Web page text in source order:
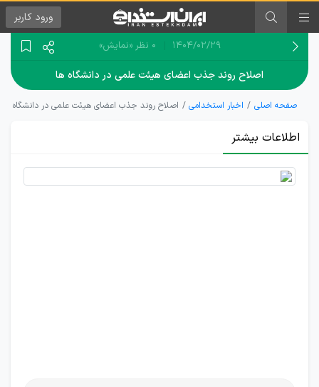
ورود کاربر
۱۴۰۴/۰۲/۲۹ 0 نظر «نمایش»
اصلاح روند جذب اعضای هیئت علمی در دانشگاه‌ ها
صفحه اصلی اخبار استخدامی اصلاح روند جذب اعضای هیئت علمی در دانشگاه‌ ها
اطلاعات بیشتر
اقدامات